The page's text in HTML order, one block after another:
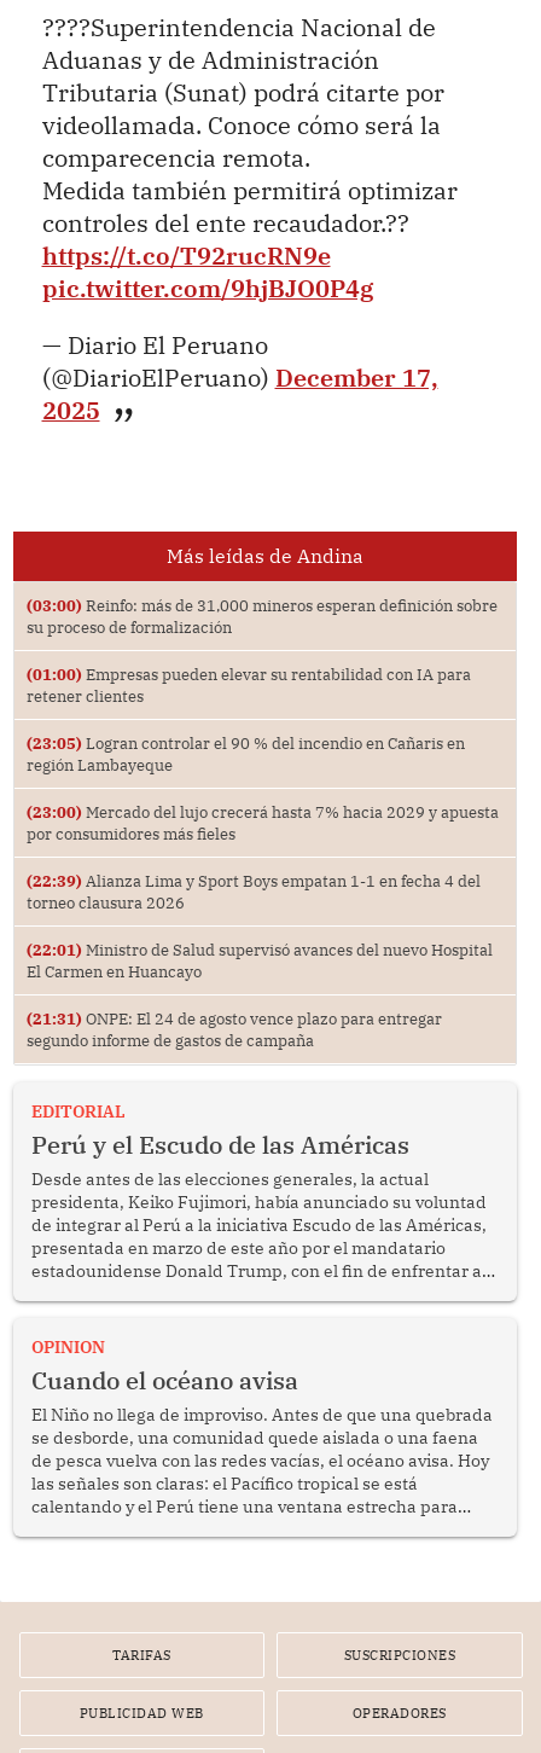
????Superintendencia Nacional de
Aduanas y de Administración
Tributaria (Sunat) podrá citarte por
videollamada. Conoce cómo será la
comparecencia remota.
Medida también permitirá optimizar
controles del ente recaudador.??
https://t.co/T92rucRN9e
pic.twitter.com/9hjBJO0P4g
— Diario El Peruano
(@DiarioElPeruano) December 17,
2025
Más leídas de Andina
(03:00) Reinfo: más de 31,000 mineros esperan definición sobre
su proceso de formalización
(01:00) Empresas pueden elevar su rentabilidad con IA para
retener clientes
(23:05) Logran controlar el 90 % del incendio en Cañaris en
región Lambayeque
(23:00) Mercado del lujo crecerá hasta 7% hacia 2029 y apuesta
por consumidores más fieles
(22:39) Alianza Lima y Sport Boys empatan 1-1 en fecha 4 del
torneo clausura 2026
(22:01) Ministro de Salud supervisó avances del nuevo Hospital
El Carmen en Huancayo
(21:31) ONPE: El 24 de agosto vence plazo para entregar
segundo informe de gastos de campaña
EDITORIAL
Perú y el Escudo de las Américas
Desde antes de las elecciones generales, la actual
presidenta, Keiko Fujimori, había anunciado su voluntad
de integrar al Perú a la iniciativa Escudo de las Américas,
presentada en marzo de este año por el mandatario
estadounidense Donald Trump, con el fin de enfrentar al
OPINION
Cuando el océano avisa
El Niño no llega de improviso. Antes de que una quebrada
se desborde, una comunidad quede aislada o una faena
de pesca vuelva con las redes vacías, el océano avisa. Hoy
las señales son claras: el Pacífico tropical se está
calentando y el Perú tiene una ventana estrecha para
TARIFAS SUSCRIPCIONES
PUBLICIDAD WEB OPERADORES